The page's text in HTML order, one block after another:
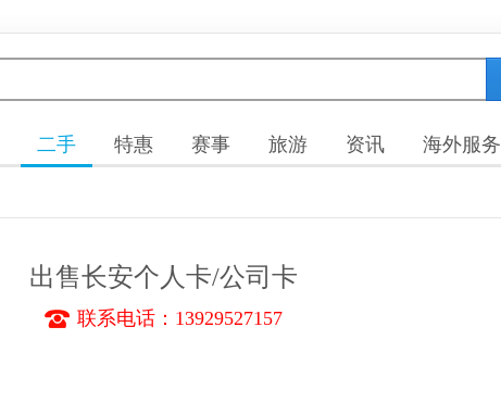
二手 特惠 赛事 旅游 资讯 海外服务
出售长安个人卡/公司卡
联系电话：13929527157